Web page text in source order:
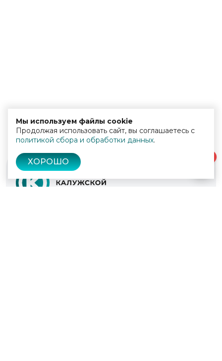
Мы используем файлы cookie
Продолжая использовать сайт, вы соглашаетесь с
политикой сбора и обработки данных.
ХОРОШО